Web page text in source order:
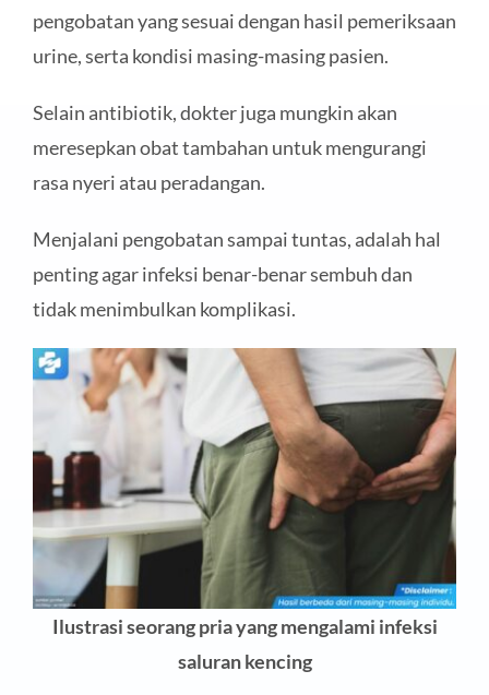
pengobatan yang sesuai dengan hasil pemeriksaan
urine, serta kondisi masing-masing pasien.
Selain antibiotik, dokter juga mungkin akan
meresepkan obat tambahan untuk mengurangi
rasa nyeri atau peradangan.
Menjalani pengobatan sampai tuntas, adalah hal
penting agar infeksi benar-benar sembuh dan
tidak menimbulkan komplikasi.
Ilustrasi seorang pria yang mengalami infeksi
saluran kencing